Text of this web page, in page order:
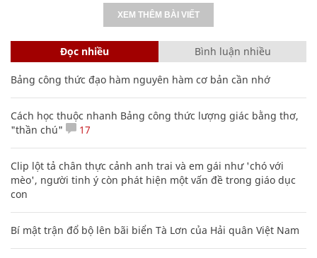
XEM THÊM BÀI VIẾT
Đọc nhiều Bình luận nhiều
Bảng công thức đạo hàm nguyên hàm cơ bản cần nhớ
Cách học thuộc nhanh Bảng công thức lượng giác bằng thơ,
"thần chú"
17
Clip lột tả chân thực cảnh anh trai và em gái như 'chó với
mèo', người tinh ý còn phát hiện một vấn đề trong giáo dục
con
Bí mật trận đổ bộ lên bãi biển Tà Lơn của Hải quân Việt Nam